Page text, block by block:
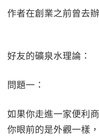
作者在創業之前曾去
好友的礦泉水理論：
問題一：
如果你走進一家便利
你眼前的是外觀一樣